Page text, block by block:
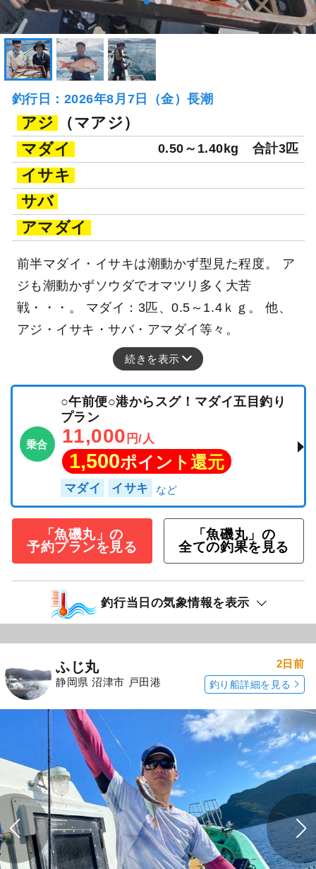
釣行日：2026年8月7日（金）長潮
アジ
（マアジ）
マダイ
0.50～1.40kg 合計3匹
イサキ
サバ
アマダイ
前半マダイ・イサキは潮動かず型見た程度。 ア
ジも潮動かずソウダでオマツリ多く大苦
戦・・・。 マダイ：3匹、0.5～1.4ｋｇ。 他、
アジ・イサキ・サバ・アマダイ等々。
続きを表示
乗合
○午前便○港からスグ！マダイ五目釣り
プラン
11,000 円/人
1,500ポイント還元
マダイ イサキ
「魚磯丸」の
予約プランを見る
「魚磯丸」の
全ての釣果を見る
釣行当日の気象情報を表示
ふじ丸
静岡県 沼津市 戸田港
2日前
釣り船詳細を見る